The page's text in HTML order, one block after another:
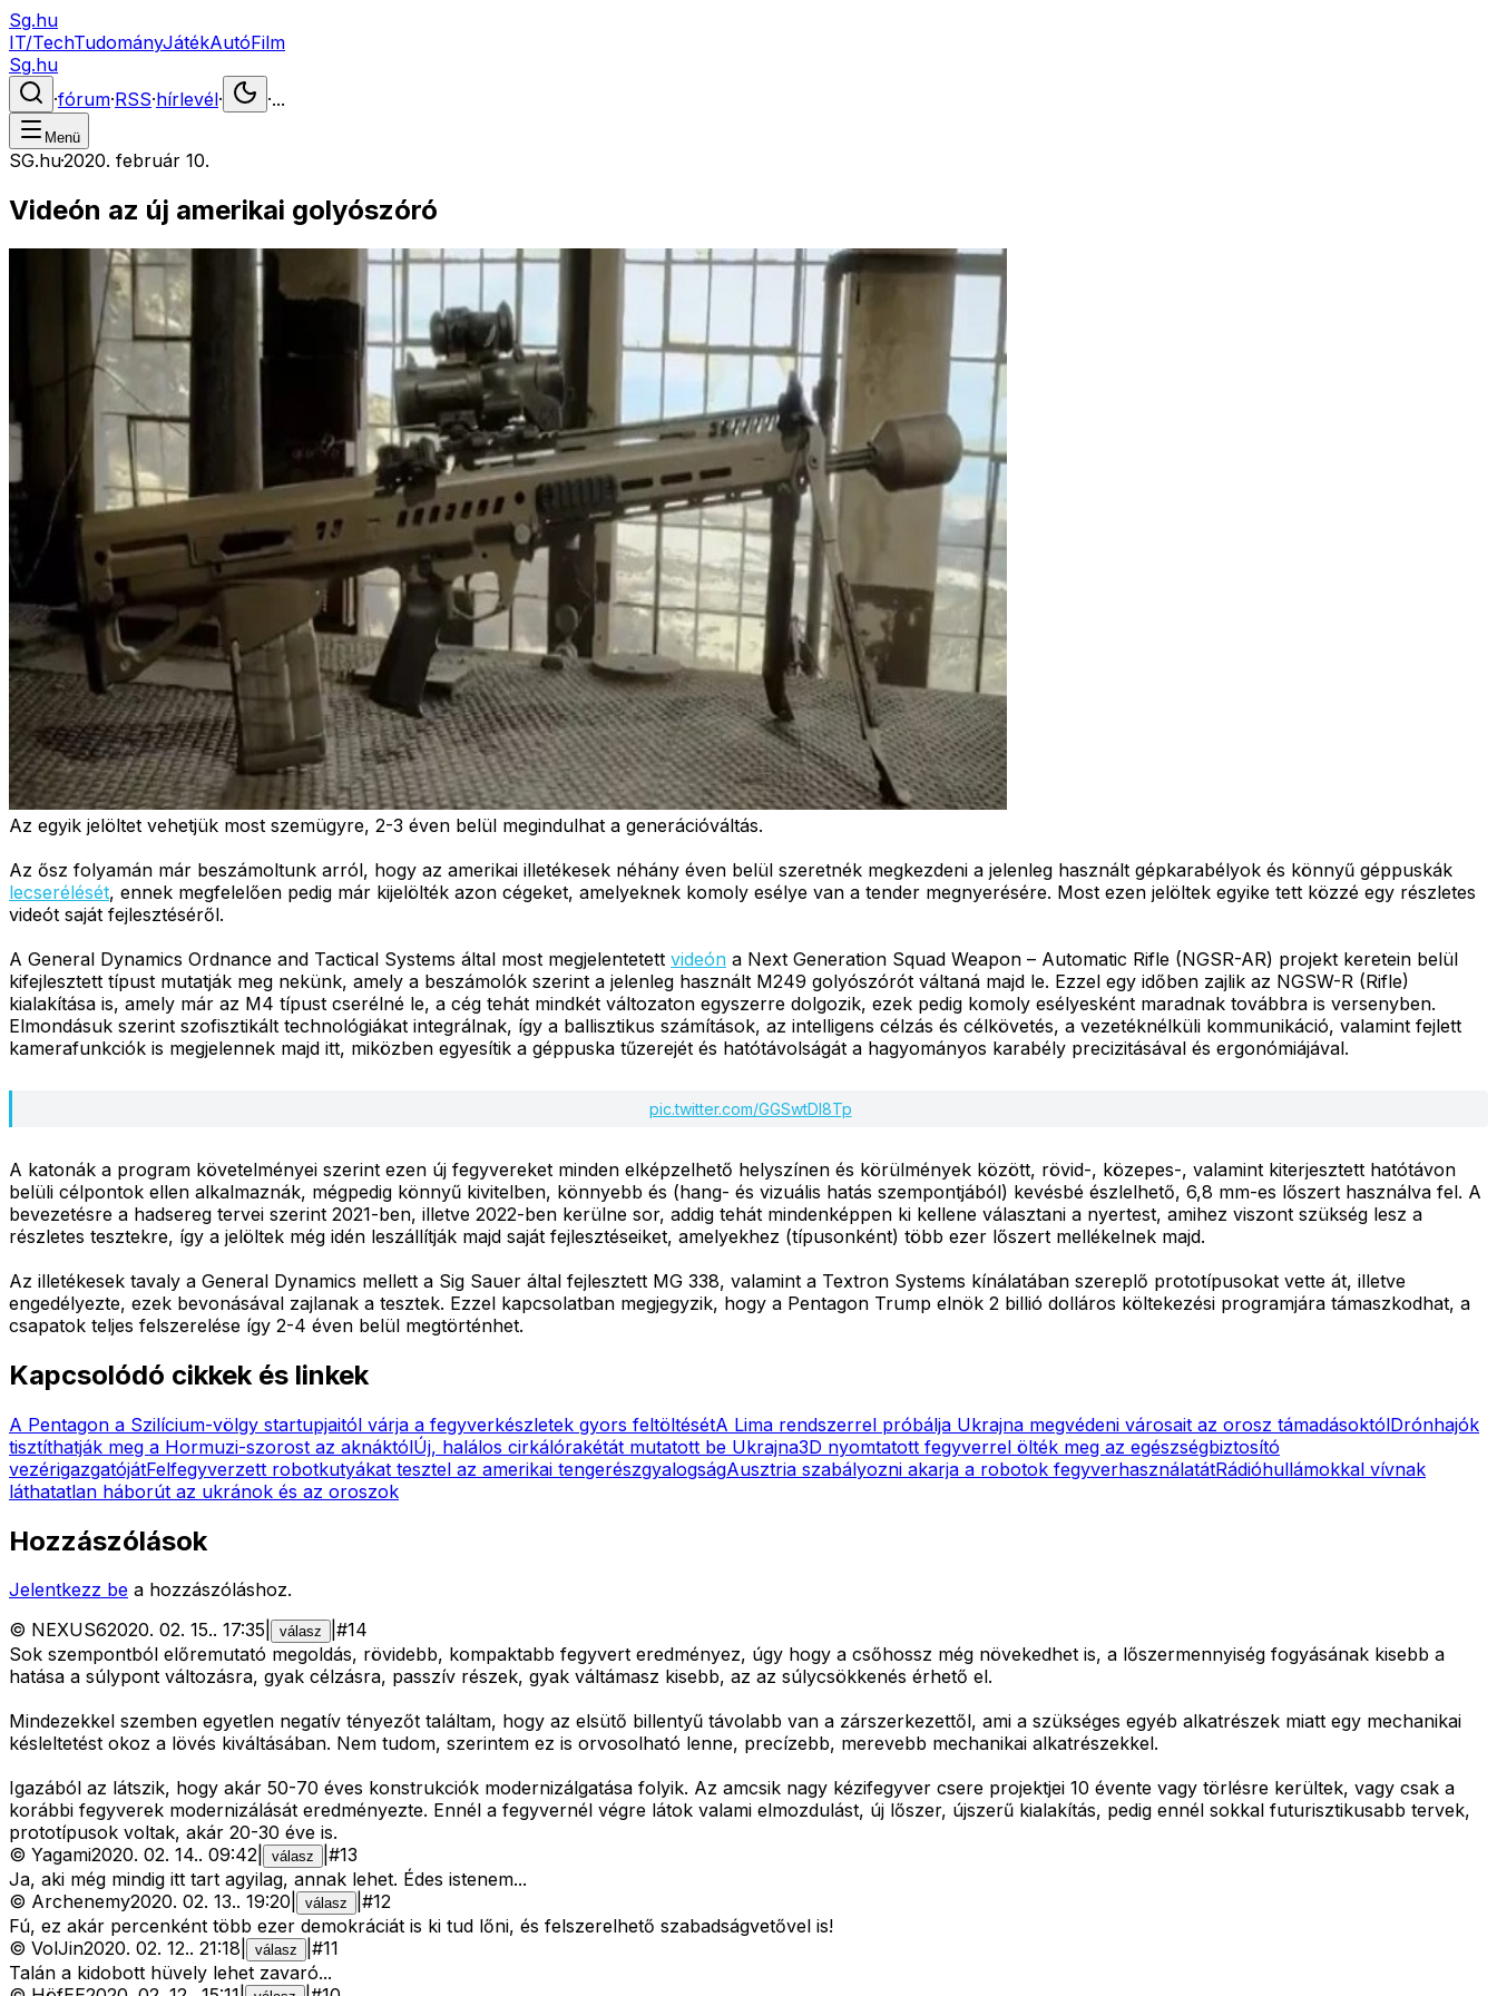
Sg.hu
IT/TechTudományJátékAutóFilm
Sg.hu
·fórum·RSS·hírlevél· ·...
Menü
SG.hu·2020. február 10.
Videón az új amerikai golyószóró
Az egyik jelöltet vehetjük most szemügyre, 2-3 éven belül megindulhat a generációváltás.
Az ősz folyamán már beszámoltunk arról, hogy az amerikai illetékesek néhány éven belül szeretnék megkezdeni a jelenleg használt gépkarabélyok és könnyű géppuskák
lecserélését, ennek megfelelően pedig már kijelölték azon cégeket, amelyeknek komoly esélye van a tender megnyerésére. Most ezen jelöltek egyike tett közzé egy részletes
videót saját fejlesztéséről.
A General Dynamics Ordnance and Tactical Systems által most megjelentetett videón a Next Generation Squad Weapon – Automatic Rifle (NGSR-AR) projekt keretein belül
kifejlesztett típust mutatják meg nekünk, amely a beszámolók szerint a jelenleg használt M249 golyószórót váltaná majd le. Ezzel egy időben zajlik az NGSW-R (Rifle)
kialakítása is, amely már az M4 típust cserélné le, a cég tehát mindkét változaton egyszerre dolgozik, ezek pedig komoly esélyesként maradnak továbbra is versenyben.
Elmondásuk szerint szofisztikált technológiákat integrálnak, így a ballisztikus számítások, az intelligens célzás és célkövetés, a vezetéknélküli kommunikáció, valamint fejlett
kamerafunkciók is megjelennek majd itt, miközben egyesítik a géppuska tűzerejét és hatótávolságát a hagyományos karabély precizitásával és ergonómiájával.
pic.twitter.com/GGSwtDI8Tp
A katonák a program követelményei szerint ezen új fegyvereket minden elképzelhető helyszínen és körülmények között, rövid-, közepes-, valamint kiterjesztett hatótávon
belüli célpontok ellen alkalmaznák, mégpedig könnyű kivitelben, könnyebb és (hang- és vizuális hatás szempontjából) kevésbé észlelhető, 6,8 mm-es lőszert használva fel. A
bevezetésre a hadsereg tervei szerint 2021-ben, illetve 2022-ben kerülne sor, addig tehát mindenképpen ki kellene választani a nyertest, amihez viszont szükség lesz a
részletes tesztekre, így a jelöltek még idén leszállítják majd saját fejlesztéseiket, amelyekhez (típusonként) több ezer lőszert mellékelnek majd.
Az illetékesek tavaly a General Dynamics mellett a Sig Sauer által fejlesztett MG 338, valamint a Textron Systems kínálatában szereplő prototípusokat vette át, illetve
engedélyezte, ezek bevonásával zajlanak a tesztek. Ezzel kapcsolatban megjegyzik, hogy a Pentagon Trump elnök 2 billió dolláros költekezési programjára támaszkodhat, a
csapatok teljes felszerelése így 2-4 éven belül megtörténhet.
Kapcsolódó cikkek és linkek
A Pentagon a Szilícium-völgy startupjaitól várja a fegyverkészletek gyors feltöltésétA Lima rendszerrel próbálja Ukrajna megvédeni városait az orosz támadásoktólDrónhajók
tisztíthatják meg a Hormuzi-szorost az aknáktólÚj, halálos cirkálórakétát mutatott be Ukrajna3D nyomtatott fegyverrel ölték meg az egészségbiztosító
vezérigazgatójátFelfegyverzett robotkutyákat tesztel az amerikai tengerészgyalogságAusztria szabályozni akarja a robotok fegyverhasználatátRádióhullámokkal vívnak
láthatatlan háborút az ukránok és az oroszok
Hozzászólások
Jelentkezz be a hozzászóláshoz.
© NEXUS62020. 02. 15.. 17:35 válasz #14
Sok szempontból előremutató megoldás, rövidebb, kompaktabb fegyvert eredményez, úgy hogy a csőhossz még növekedhet is, a lőszermennyiség fogyásának kisebb a
hatása a súlypont változásra, gyak célzásra, passzív részek, gyak váltámasz kisebb, az az súlycsökkenés érhető el.
Mindezekkel szemben egyetlen negatív tényezőt találtam, hogy az elsütő billentyű távolabb van a zárszerkezettől, ami a szükséges egyéb alkatrészek miatt egy mechanikai
késleltetést okoz a lövés kiváltásában. Nem tudom, szerintem ez is orvosolható lenne, precízebb, merevebb mechanikai alkatrészekkel.
Igazából az látszik, hogy akár 50-70 éves konstrukciók modernizálgatása folyik. Az amcsik nagy kézifegyver csere projektjei 10 évente vagy törlésre kerültek, vagy csak a
korábbi fegyverek modernizálását eredményezte. Ennél a fegyvernél végre látok valami elmozdulást, új lőszer, újszerű kialakítás, pedig ennél sokkal futurisztikusabb tervek,
prototípusok voltak, akár 20-30 éve is.
© Yagami2020. 02. 14.. 09:42 válasz #13
Ja, aki még mindig itt tart agyilag, annak lehet. Édes istenem...
© Archenemy2020. 02. 13.. 19:20 válasz #12
Fú, ez akár percenként több ezer demokráciát is ki tud lőni, és felszerelhető szabadságvetővel is!
© VolJin2020. 02. 12.. 21:18 válasz #11
Talán a kidobott hüvely lehet zavaró...